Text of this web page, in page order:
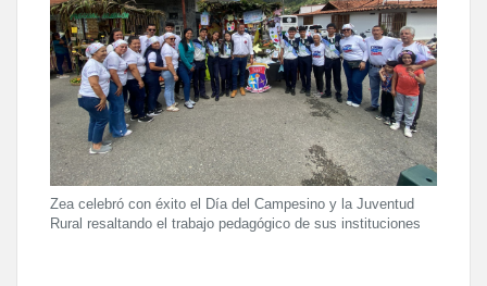
Zea celebró con éxito el Día del Campesino y la Juventud
Rural resaltando el trabajo pedagógico de sus instituciones